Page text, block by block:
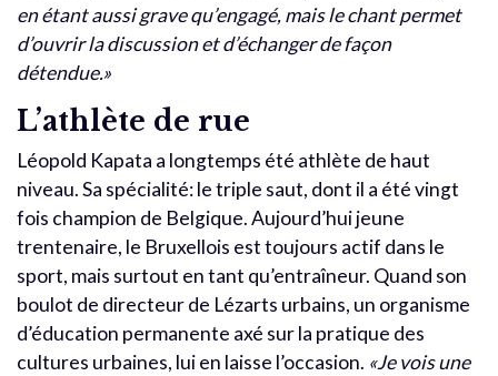
en étant aussi grave qu’engagé, mais le chant permet
d’ouvrir la discussion et d’échanger de façon
détendue.»
L’athlète de rue
Léopold Kapata a longtemps été athlète de haut
niveau. Sa spécialité: le triple saut, dont il a été vingt
fois champion de Belgique. Aujourd’hui jeune
trentenaire, le Bruxellois est toujours actif dans le
sport, mais surtout en tant qu’entraîneur. Quand son
boulot de directeur de Lézarts urbains, un organisme
d’éducation permanente axé sur la pratique des
cultures urbaines, lui en laisse l’occasion. «Je vois une